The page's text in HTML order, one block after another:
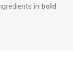
in bold